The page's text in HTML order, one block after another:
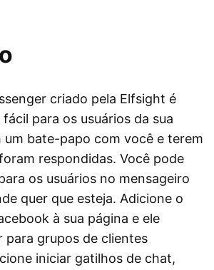
criado pela Elfsight é
para os usuários da sua
um bate-papo com você e terem
respondidas. Você pode
os usuários no mensageiro
quer que esteja. Adicione o
à sua página e ele
para grupos de clientes
iniciar gatilhos de chat,